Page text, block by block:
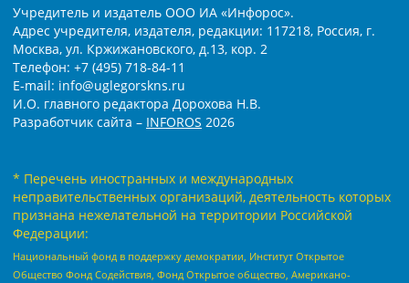
Учредитель и издатель ООО ИА «Инфорос».
Адрес учредителя, издателя, редакции: 117218, Россия, г.
Москва, ул. Кржижановского, д.13, кор. 2
Телефон: +7 (495) 718-84-11
E-mail: info@uglegorskns.ru
И.О. главного редактора Дорохова Н.В.
Разработчик сайта – INFOROS 2026
* Перечень иностранных и международных
неправительственных организаций, деятельность которых
признана нежелательной на территории Российской
Федерации:
Национальный фонд в поддержку демократии, Институт Открытое
Общество Фонд Содействия, Фонд Открытое общество, Американо-